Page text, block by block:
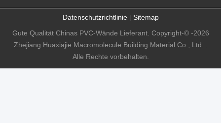
Datenschutzrichtlinie| Sitemap
Gute Qualität Chinas PVC-Wände Lieferant. Copyright-© -2026
Zhejiang Huaxiajie Macromolecule Building Material Co., Ltd. .
Alle Rechte vorbehalten.